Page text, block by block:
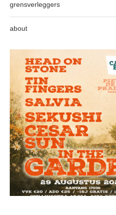
grensverleggers
about